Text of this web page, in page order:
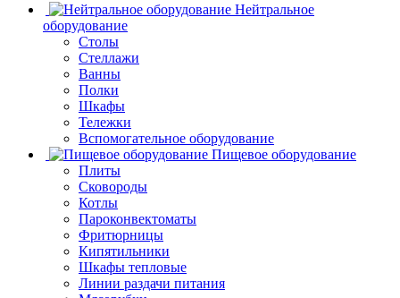
Нейтральное
оборудование
Столы
Стеллажи
Ванны
Полки
Шкафы
Тележки
Вспомогательное оборудование
Пищевое оборудование
Плиты
Сковороды
Котлы
Пароконвектоматы
Фритюрницы
Кипятильники
Шкафы тепловые
Линии раздачи питания